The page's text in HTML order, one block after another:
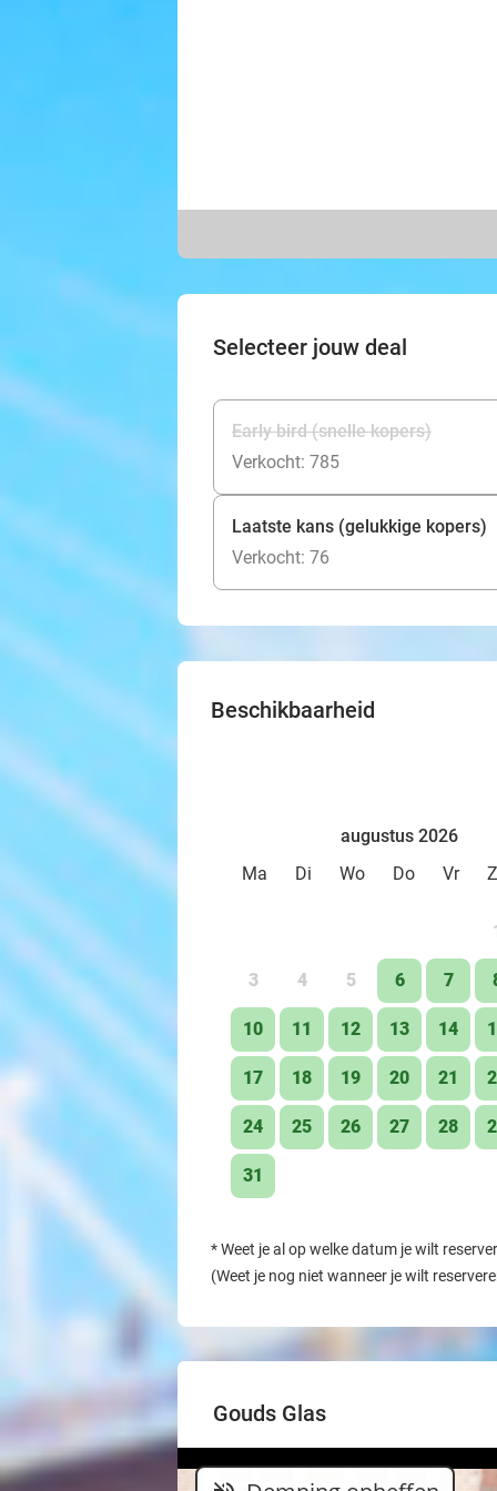
Selecteer jouw deal
Early bird (snelle kopers)
Verkocht: 785
Laatste kans (gelukkige kopers)
Verkocht: 76
Beschikbaarheid
augustus 2026
Ma
Di Wo Do Vr
3 4 5 6 7
10 11 12 13 14
17 18 19 20 21
24 25 26 27 28
31
*Weet je al op welke datum je wilt
(Weet je nog niet wanneer je wilt
Gouds Glas